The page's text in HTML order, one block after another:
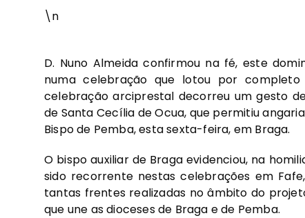
\n
D. Nuno Almeida confirmou na fé, este
numa celebração que lotou por
celebração arciprestal decorreu um gesto
de Santa Cecília de Ocua, que permitiu
Bispo de Pemba, esta sexta-feira, em Braga.
O bispo auxiliar de Braga evidenciou, na
sido recorrente nestas celebrações em
tantas frentes realizadas no âmbito do
que une as dioceses de Braga e de Pemba.